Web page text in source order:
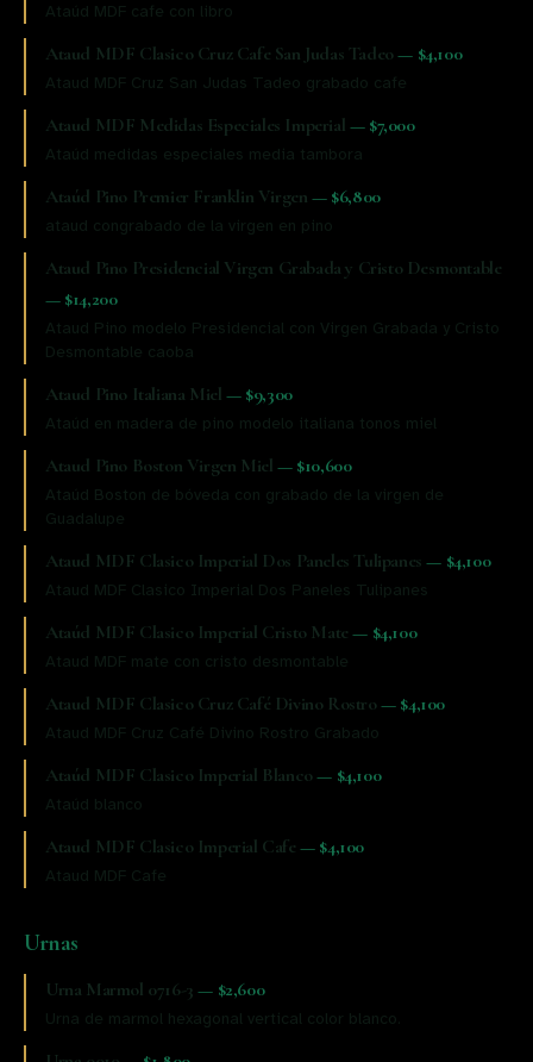
Ataúd MDF cafe con libro
Ataud MDF Clasico Cruz Cafe San Judas Tadeo — $4,100
Ataud MDF Cruz San Judas Tadeo grabado cafe
Ataud MDF Medidas Especiales Imperial — $7,000
Ataúd medidas especiales media tambora
Ataúd Pino Premier Franklin Virgen — $6,800
ataud congrabado de la virgen en pino
Ataud Pino Presidencial Virgen Grabada y Cristo Desmontable
— $14,200
Ataud Pino modelo Presidencial con Virgen Grabada y Cristo
Desmontable caoba
Ataud Pino Italiana Miel — $9,300
Ataúd en madera de pino modelo italiana tonos miel
Ataud Pino Boston Virgen Miel — $10,600
Ataúd Boston de bóveda con grabado de la virgen de
Guadalupe
Ataud MDF Clasico Imperial Dos Paneles Tulipanes — $4,100
Ataud MDF Clasico Imperial Dos Paneles Tulipanes
Ataúd MDF Clasico Imperial Cristo Mate — $4,100
Ataud MDF mate con cristo desmontable
Ataud MDF Clasico Cruz Café Divino Rostro — $4,100
Ataud MDF Cruz Café Divino Rostro Grabado
Ataúd MDF Clasico Imperial Blanco — $4,100
Ataúd blanco
Ataud MDF Clasico Imperial Cafe — $4,100
Ataud MDF Cafe
Urnas
Urna Marmol 0716-3 — $2,600
Urna de marmol hexagonal vertical color blanco.